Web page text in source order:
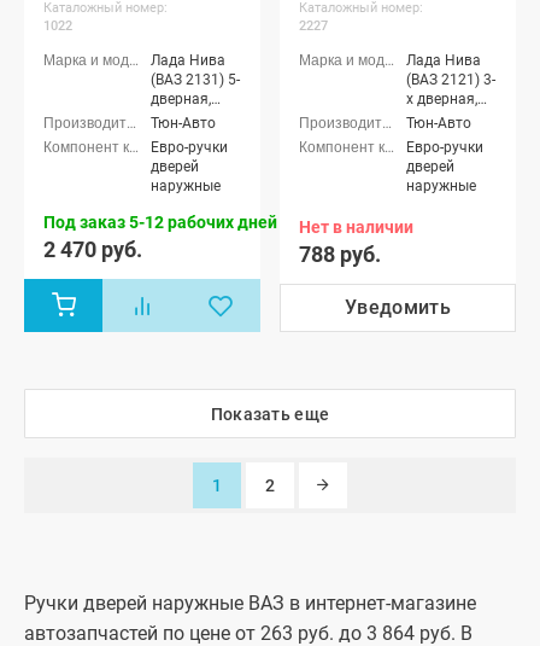
Каталожный номер:
1022
Лада Нива
(ВАЗ 2131) 5-
дверная,
Лада Нива
4x4 (Урбан)
5-дверная
Тюн-Авто
Евро-ручки
дверей
наружные
Под заказ 5-12 рабочих дней
2 470 руб.
214) (неокрашенные)
Каталожный номер:
2227
Лада Нива
(ВАЗ 2121) 3-
х дверная,
Лада Нива
4x4 (ВАЗ
21213-214)
3-х дверная,
Лада Нива
3-х дверная
Тюн-Авто
Евро-ручки
дверей
наружные
Нет в наличии
788 руб.
Уведомить
Показать еще
1 2
Ручки дверей наружные ВАЗ в интернет-магазине
автозапчастей по цене от 263 руб. до 3 864 руб. В